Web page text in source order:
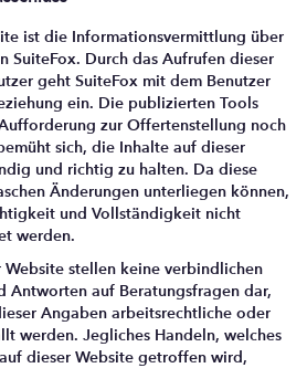
ist die Informationsvermittlung über
SuiteFox. Durch das Aufrufen dieser
geht SuiteFox mit dem Benutzer
ein. Die publizierten Tools
zur Offertenstellung noch
sich, die Inhalte auf dieser
und richtig zu halten. Da diese
Änderungen unterliegen können,
und Vollständigkeit nicht
werden.
stellen keine verbindlichen
Antworten auf Beratungsfragen dar,
Angaben arbeitsrechtliche oder
werden. Jegliches Handeln, welches
dieser Website getroffen wird,